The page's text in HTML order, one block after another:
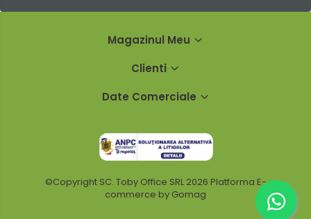
Magazinul Meu
Clienti
Date Comerciale
©Copyright SC. Toby Office SRL 2026 Platforma E-
commerce by Gomag